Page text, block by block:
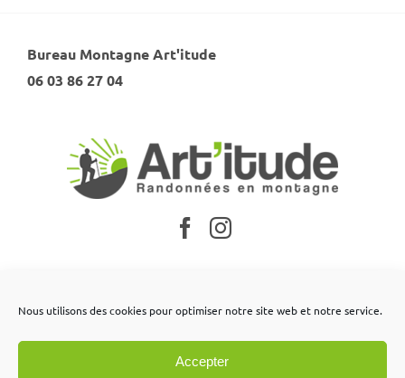
Nous utilisons des cookies pour optimiser notre site web et notre service.
Accepter
Bureau Montagne Art'itude
06 03 86 27 04
Nos partenaires
Conditions générales de vente